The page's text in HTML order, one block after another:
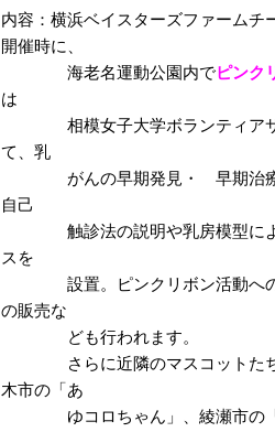
内容：横浜ベイスターズファームチ
開催時に、
海老名運動公園内でピンク
は
相模女子大学ボランティアサー
て、乳
がんの早期発見・ 早期治療の
自己
触診法の説明や乳房模型によ
スを
設置。ピンクリボン活動への
の販売な
ども行われます。
さらに近隣のマスコットたち
木市の「あ
ゆコロちゃん」、綾瀬市の「